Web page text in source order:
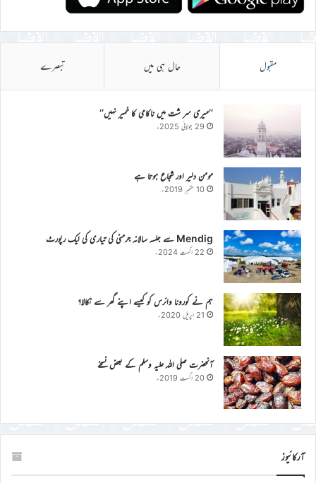
مقبول حال ہی میں تبصرے
’’میری سر شت میں ناکامی کا خمیر نہیں‘‘
29 جولائی 2025ء
مومن دلیر اور شجاع ہوتا ہے
10 ستمبر 2019ء
Mendig سے جلسہ سالانہ جرمنی کی تیاری کی ایک رپورٹ
22 اگست 2024ء
ہم نے کورونا وائرس کو کیسے اپنے گھر سے نکالا؟
21 اپریل 2020ء
آنحضرت صلی اللہ علیہ وسلم کے بعض نسخے
20 اگست 2019ء
آرکائیوز